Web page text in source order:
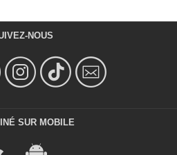
NOUS
SUR MOBILE